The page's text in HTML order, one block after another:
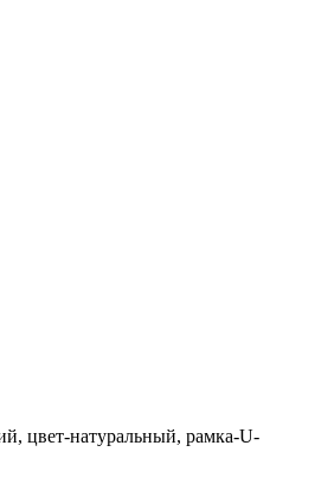
цвет-натуральный, рамка-U-